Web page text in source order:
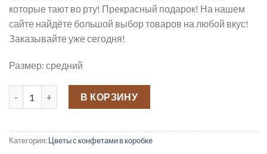
которые тают во рту! Прекрасный подарок! На нашем
сайте найдёте большой выбор товаров на любой вкус!
Заказывайте уже сегодня!
Размер: средний
В КОРЗИНУ
Категория:Цветы с конфетами в коробке